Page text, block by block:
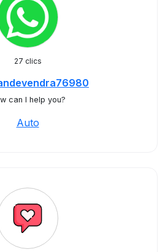
27 clics
can I help you?
Auto